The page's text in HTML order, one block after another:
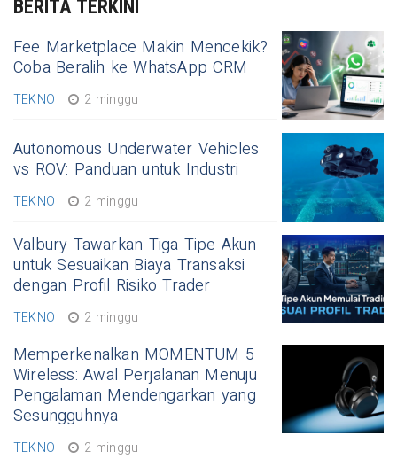
BERITA TERKINI
Fee Marketplace Makin Mencekik?
Coba Beralih ke WhatsApp CRM
TEKNO 2 minggu
Autonomous Underwater Vehicles
vs ROV: Panduan untuk Industri
TEKNO 2 minggu
Valbury Tawarkan Tiga Tipe Akun
untuk Sesuaikan Biaya Transaksi
dengan Profil Risiko Trader
TEKNO 2 minggu
Memperkenalkan MOMENTUM 5
Wireless: Awal Perjalanan Menuju
Pengalaman Mendengarkan yang
Sesungguhnya
TEKNO 2 minggu